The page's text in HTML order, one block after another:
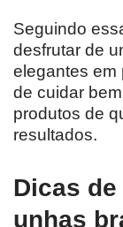
Seguindo
desfrutar de
elegantes em
de cuidar
produtos de
resultados.
Dicas
unhas